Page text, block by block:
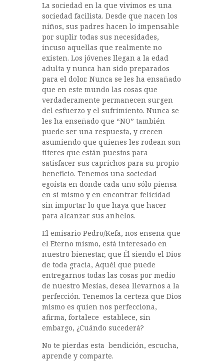
e
b
o
o
k
te
r
s
A
p
m
p
a
rt
ir
La sociedad en la que vivimos es una
sociedad facilista. Desde que nacen los
niños, sus padres hacen lo impensable
por suplir todas sus necesidades,
incuso aquellas que realmente no
existen. Los jóvenes llegan a la edad
adulta y nunca han sido preparados
para el dolor. Nunca se les ha ensañado
que en este mundo las cosas que
verdaderamente permanecen surgen
del esfuerzo y el sufrimiento. Nunca se
les ha enseñado que “NO” también
puede ser una respuesta, y crecen
asumiendo que quienes les rodean son
títeres que están puestos para
satisfacer sus caprichos para su propio
beneficio. Tenemos una sociedad
egoísta en donde cada uno sólo piensa
en sí mismo y en encontrar felicidad
sin importar lo que haya que hacer
para alcanzar sus anhelos.
El emisario Pedro/Kefa, nos enseña que
el Eterno mismo, está interesado en
nuestro bienestar, que Él siendo el Dios
de toda gracia, Aquél que puede
entregarnos todas las cosas por medio
de nuestro Mesías, desea llevarnos a la
perfección. Tenemos la certeza que Dios
mismo es quien nos perfecciona,
afirma, fortalece establece, sin
embargo, ¿Cuándo sucederá?
No te pierdas esta bendición, escucha,
aprende y comparte.